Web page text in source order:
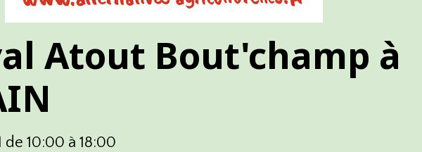
Atout Bout'champ à
de 10:00 à 18:00